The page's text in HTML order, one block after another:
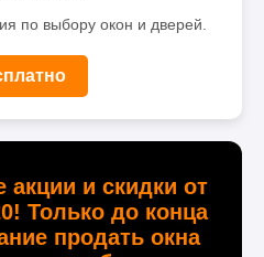
по выбору окон и дверей.
и скидки от
Только до конца
продать окна